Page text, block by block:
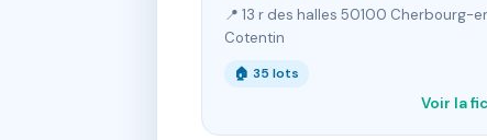
📍 13 r des halles 50100 Cherbourg-
Cotentin
🏠 35 lots
Voir la